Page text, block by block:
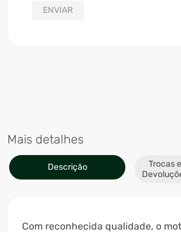
ENVIAR
Mais detalhes
Descrição
Trocas e
Com reconhecida qualidade, o